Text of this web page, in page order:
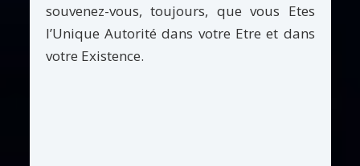
souvenez-vous, toujours, que vous Etes
l’Unique Autorité dans votre Etre et dans
votre Existence.